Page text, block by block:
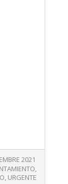
2021
,
, URGENTE